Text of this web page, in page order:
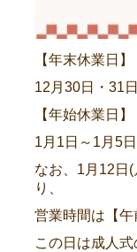
【年末休業日】
12月30日・31日
【年始休業日】
1月1日～1月5日
なお、1月12日
り、
営業時間は【午
この日は成人